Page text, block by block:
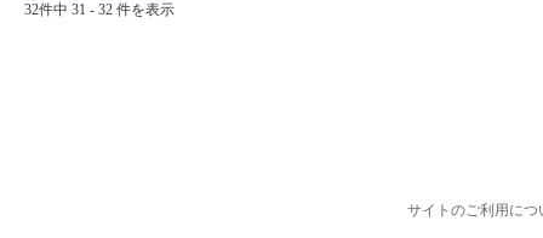
32件中 31 - 32 件を表示
サイトのご利用につ